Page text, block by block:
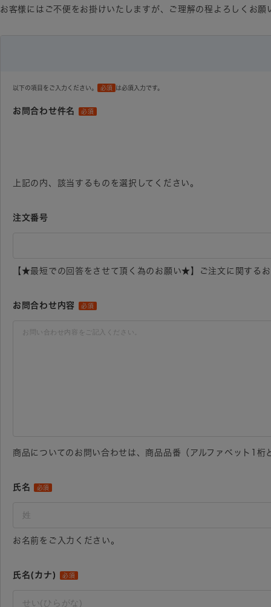
お客様にはご不便をお掛けいたしますが、ご理解の程よろしくお願
以下の項目をご入力ください。 必須 は必須入力です。
お問合わせ件名 必須
上記の内、該当するものを選択してください。
注文番号
【★最短での回答をさせて頂く為のお願い★】ご注文に関する
お問合わせ内容 必須
商品についてのお問い合わせは、商品品番（アルファベット1桁
氏名 必須
お名前をご入力ください。
氏名(カナ) 必須